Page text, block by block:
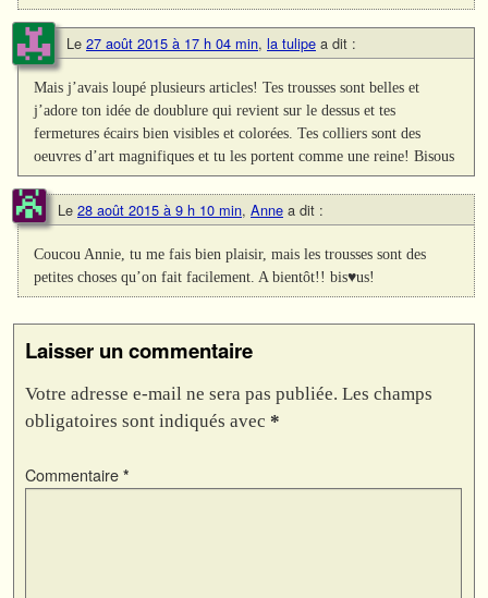
Le 27 août 2015 à 17 h 04 min, la tulipe a dit :
Mais j’avais loupé plusieurs articles! Tes trousses sont belles et
j’adore ton idée de doublure qui revient sur le dessus et tes
fermetures écairs bien visibles et colorées. Tes colliers sont des
oeuvres d’art magnifiques et tu les portent comme une reine! Bisous
Le 28 août 2015 à 9 h 10 min, Anne a dit :
Coucou Annie, tu me fais bien plaisir, mais les trousses sont des
petites choses qu’on fait facilement. A bientôt!! bis♥us!
Laisser un commentaire
Votre adresse e-mail ne sera pas publiée. Les champs
obligatoires sont indiqués avec *
Commentaire *